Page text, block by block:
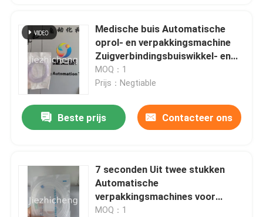
Medische buis Automatische
oprol- en verpakkingsmachine
Zuigverbindingsbuiswikkel- en
verpakkingsapparatuur XYG001
MOQ：1
Prijs：Negtiable
Beste prijs Contacteer ons
7 seconden Uit twee stukken
Automatische
verpakkingsmachines voor
medische buis Automatische
MOQ：1